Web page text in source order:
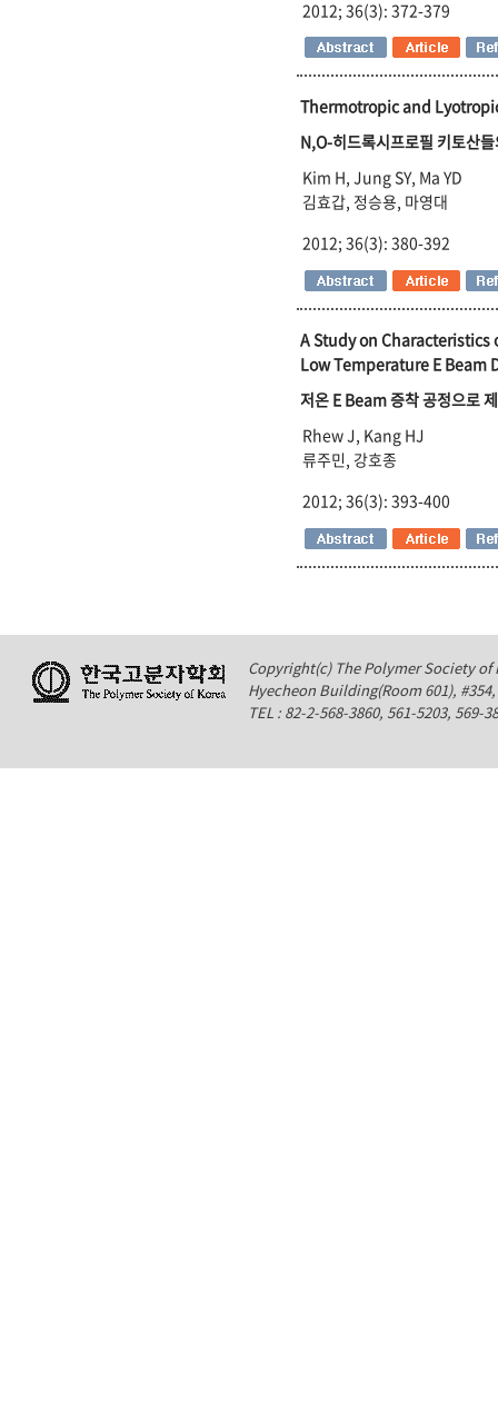
2012; 36(3): 372-379
Thermotropic and
N,O-히드록시프로필 키토산
Kim H, Jung SY, Ma YD
김효갑, 정승용, 마영대
2012; 36(3): 380-392
A Study on
Low Temperature E Beam
저온 E Beam 증착 공정으로
Rhew J, Kang HJ
류주민, 강호종
2012; 36(3): 393-400
Copyright(c) The Polymer Society of
Hyecheon Building(Room 601),
TEL : 82-2-568-3860, 561-5203,